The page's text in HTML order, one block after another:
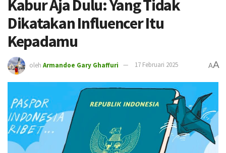
Kabur Aja Dulu: Yang Tidak
Dikatakan Influencer Itu
Kepadamu
oleh Armandoe Gary Ghaffuri 17 Februari 2025 AA